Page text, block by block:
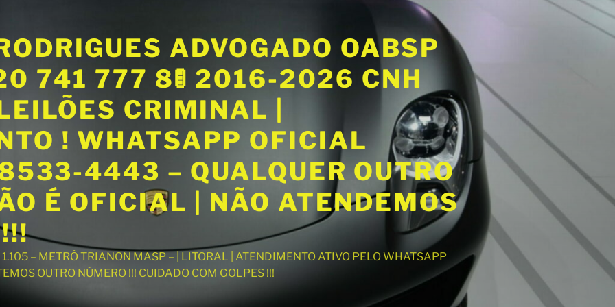
ADVOGADO OABSP
741 777 8🚦 2016-2026 CNH
CRIMINAL |
! WHATSAPP OFICIAL
4443 – QUALQUER OUTRO
É OFICIAL | NÃO ATENDEMOS
– METRÔ TRIANON MASP – | LITORAL | ATENDIMENTO ATIVO PELO WHATSAPP
OUTRO NÚMERO !!! CUIDADO COM GOLPES !!!